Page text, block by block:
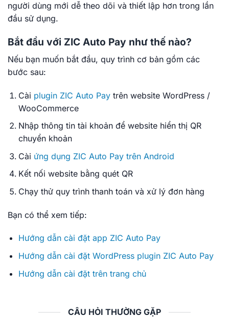
người dùng mới dễ theo dõi và thiết lập hơn trong lần
đầu sử dụng.
Bắt đầu với ZIC Auto Pay như thế nào?
Nếu bạn muốn bắt đầu, quy trình cơ bản gồm các
bước sau:
Cài plugin ZIC Auto Paytrên website WordPress /
WooCommerce
Nhập thông tin tài khoản để website hiển thị QR
chuyển khoản
Cài ứng dụng ZIC Auto Pay trên Android
Kết nối website bằng quét QR
Chạy thử quy trình thanh toán và xử lý đơn hàng
Bạn có thể xem tiếp:
Hướng dẫn cài đặt app ZIC Auto Pay
Hướng dẫn cài đặt WordPress plugin ZIC Auto Pay
Hướng dẫn cài đặt trên trang chủ
CÂU HỎI THƯỜNG GẶP